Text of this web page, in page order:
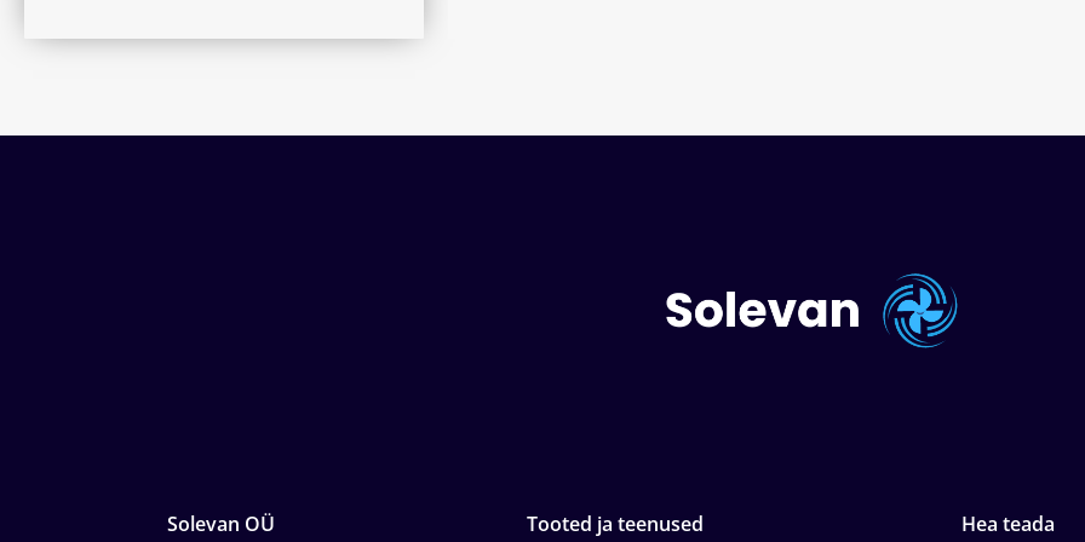
Solevan OÜ Tooted ja teenused Hea teada